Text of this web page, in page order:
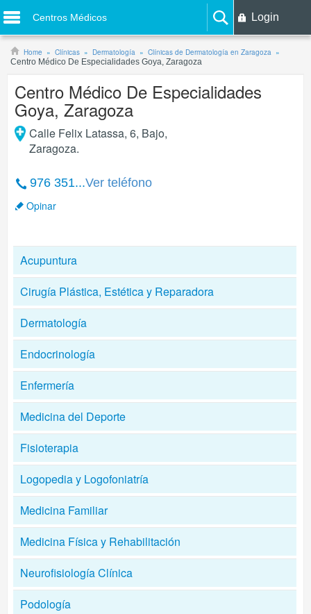
Centros Médicos Login
Home Clínicas Dermatología
Clínicas de Dermatología en Zaragoza
Centro Médico De Especialidades Goya, Zaragoza
Centro Médico De Especialidades
Goya, Zaragoza
Calle Felix Latassa, 6, Bajo,
Zaragoza.
976 351...Ver teléfono
Opinar
Acupuntura
Cirugía Plástica, Estética y Reparadora
Dermatología
Endocrinología
Enfermería
Medicina del Deporte
Fisioterapia
Logopedia y Logofoniatría
Medicina Familiar
Medicina Física y Rehabilitación
Neurofisiología Clínica
Podología